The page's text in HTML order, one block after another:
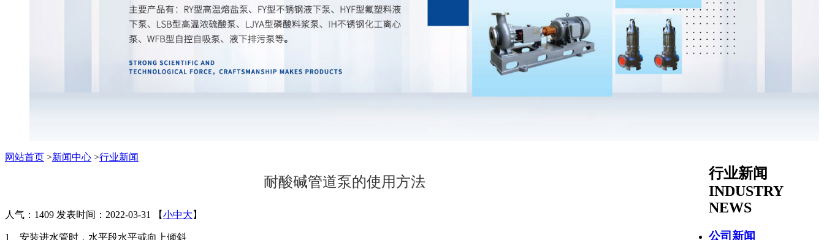
行业新闻
INDUSTRY
NEWS
公司新闻
网站首页 >新闻中心 >行业新闻
耐酸碱管道泵的使用方法
人气：1409 发表时间：2022-03-31 【小中大 】
1、安装进水管时，水平段水平或向上倾斜